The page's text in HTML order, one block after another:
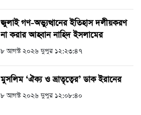
জুলাই গণ-অভ্যুত্থানের ইতিহাস দলীয়করণ
না করার আহ্বান নাহিদ ইসলামের
৮ আগস্ট ২০২৬ দুপুর ১২:২৩:৪৭
মুসলিম ‘ঐক্য ও ভ্রাতৃত্বের’ ডাক ইরানের
৮ আগস্ট ২০২৬ দুপুর ১২:০৮:৪০